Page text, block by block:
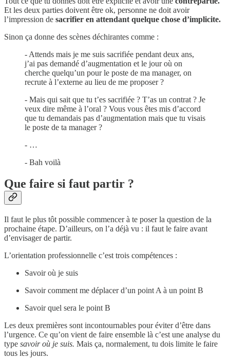
Et les deux parties doivent être ok, personne ne doit avoir
l’impression de sacrifier en attendant quelque chose d’implicite.
Sinon ça donne des scènes déchirantes comme :
- Attends mais je me suis sacrifiée pendant deux ans,
j’ai pas demandé d’augmentation et le jour où on
cherche quelqu’un pour le poste de ma manager, on
recrute à l’externe au lieu de me proposer ?
- Mais qui sait que tu t’es sacrifiée ? T’as un contrat ? Je
veux dire même à l’oral ? Vous vous êtes mis d’accord
que tu demandais pas d’augmentation mais que tu visais
le poste de ta manager ?
- …
- Bah voilà
Que faire si faut partir ?
Il faut le plus tôt possible commencer à te poser la question de la
prochaine étape. D’ailleurs, on l’a déjà vu : il faut le faire avant
d’envisager de partir.
L’orientation professionnelle c’est trois compétences :
Savoir où je suis
Savoir comment me déplacer d’un point A à un point B
Savoir quel sera le point B
Les deux premières sont incontournables pour éviter d’être dans
l’urgence. Ce qu’on vient de faire ensemble là c’est une analyse du
type savoir où je suis. Mais ça, normalement, tu dois limite le faire
tous les jours.